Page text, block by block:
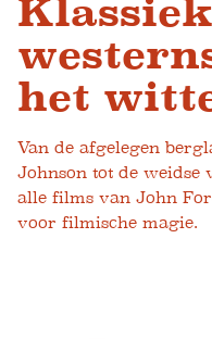
het
Van de afgelegen
Johnson tot de weidse
alle films van John
voor filmische magie.